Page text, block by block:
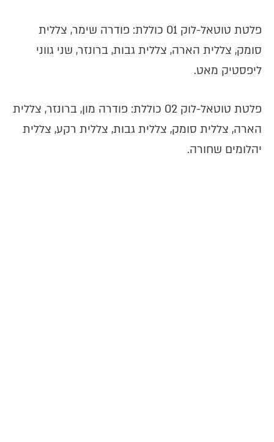
פלטת טוטאל-לוק 01 כוללת: פודרה שימר, צללית
סומק, צללית הארה, צללית גבות, ברונזר, שני גווני
ליפסטיק מאט.
פלטת טוטאל-לוק 02 כוללת: פודרה מון, ברונזר, צללית
הארה, צללית סומק, צללית גבות, צללית רקע, צללית
יהלומים שחורה.